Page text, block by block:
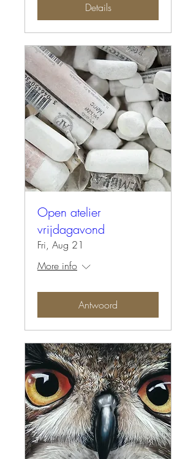
Details
Open atelier
vrijdagavond
Fri, Aug 21
More info
Antwoord